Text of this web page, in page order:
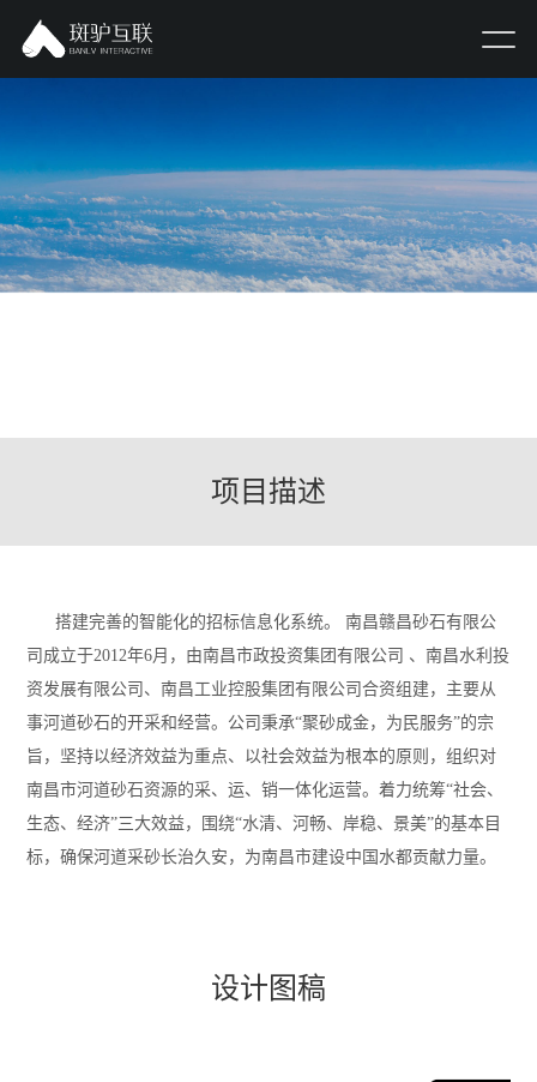
项目描述
搭建完善的智能化的招标信息化系统。 南昌赣昌砂石有限公
司成立于2012年6月，由南昌市政投资集团有限公司 、南昌水利投
资发展有限公司、南昌工业控股集团有限公司合资组建，主要从
事河道砂石的开采和经营。公司秉承“聚砂成金，为民服务”的宗
旨，坚持以经济效益为重点、以社会效益为根本的原则，组织对
南昌市河道砂石资源的采、运、销一体化运营。着力统筹“社会、
生态、经济”三大效益，围绕“水清、河畅、岸稳、景美”的基本目
标，确保河道采砂长治久安，为南昌市建设中国水都贡献力量。
设计图稿